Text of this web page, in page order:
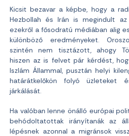
Kicsit bezavar a képbe, hogy a
Hezbollah és Irán is megindult
ezekről a fősodratú médiában alig
különböző eredményeket.
szintén nem tisztázott, ahogy
hiszen az is felvet pár kérdést,
Iszlám Állammal, pusztán helyi
határátkelőkön folyó üzleteket
járkálását.
Ha valóban lenne önálló európai
behódoltatottak irányítanák az
lépésnek azonnal a migránsok